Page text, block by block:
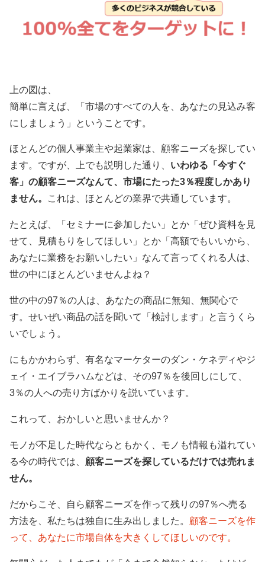
上の図は、
簡単に言えば、「市場のすべての人を、あなたの見込み客
にしましょう」ということです。
ほとんどの個人事業主や起業家は、顧客ニーズを探してい
ます。ですが、上でも説明した通り、 いわゆる「今すぐ
客」の顧客ニーズなんて、市場にたった3％程度しかあり
ません。
これは、ほとんどの業界で共通しています。
たとえば、「セミナーに参加したい」とか「ぜひ資料を見
せて、見積もりをしてほしい」とか「高額でもいいから、
あなたに業務をお願いしたい」なんて言ってくれる人は、
世の中にほとんどいませんよね？
世の中の97％の人は、あなたの商品に無知、無関心で
す。せいぜい商品の話を聞いて「検討します」と言うくら
いでしょう。
にもかかわらず、有名なマーケターのダン・ケネディやジ
ェイ・エイブラハムなどは、その97％を後回しにして、
3％の人への売り方ばかりを説いています。
これって、おかしいと思いませんか？
モノが不足した時代ならともかく、モノも情報も溢れてい
る今の時代では、 顧客ニーズを探しているだけでは売れま
せん。
だからこそ、自ら顧客ニーズを作って残りの97％へ売る
方法を、私たちは独自に生み出しました。 顧客ニーズを作
って、あなたに市場自体を大きくしてほしいのです。